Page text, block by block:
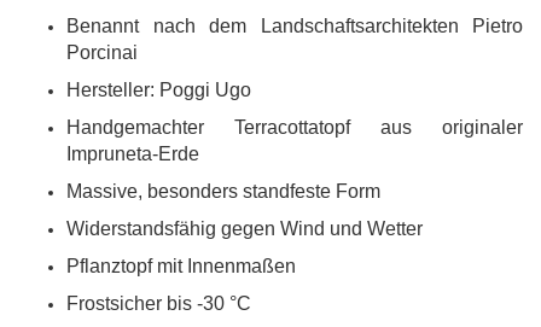
Benannt nach dem Landschaftsarchitekten Pietro
Porcinai
Hersteller: Poggi Ugo
Handgemachter Terracottatopf aus originaler
Impruneta-Erde
Massive, besonders standfeste Form
Widerstandsfähig gegen Wind und Wetter
Pflanztopf mit Innenmaßen
Frostsicher bis -30 °C